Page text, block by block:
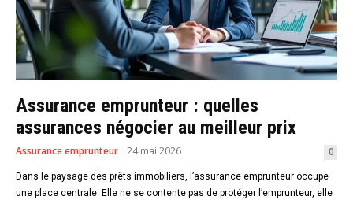
Assurance emprunteur : quelles
assurances négocier au meilleur prix
Assurance emprunteur 24 mai 2026 0
Dans le paysage des prêts immobiliers, l’assurance emprunteur occupe
une place centrale. Elle ne se contente pas de protéger l’emprunteur, elle